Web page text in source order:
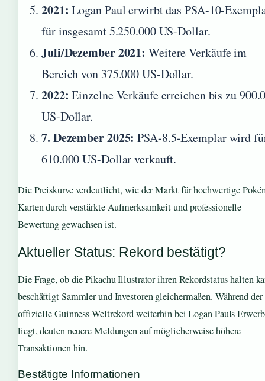
2021: Logan Paul erwirbt das PSA-10-
für insgesamt 5.250.000 US-Dollar.
Juli/Dezember 2021: Weitere Verkäufe im
Bereich von 375.000 US-Dollar.
2022: Einzelne Verkäufe erreichen bis zu
US-Dollar.
7. Dezember 2025: PSA-8.5-Exemplar wird
610.000 US-Dollar verkauft.
Die Preiskurve verdeutlicht, wie der Markt für hochwertige
Karten durch verstärkte Aufmerksamkeit und professionelle
Bewertung gewachsen ist.
Aktueller Status: Rekord bestätigt?
Die Frage, ob die Pikachu Illustrator ihren Rekordstatus halten
beschäftigt Sammler und Investoren gleichermaßen. Während der
offizielle Guinness-Weltrekord weiterhin bei Logan Pauls Erwerb
liegt, deuten neuere Meldungen auf möglicherweise höhere
Transaktionen hin.
Bestätigte Informationen